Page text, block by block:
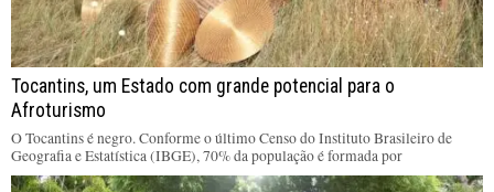
Tocantins, um Estado com grande potencial para o
Afroturismo
O Tocantins é negro. Conforme o último Censo do Instituto Brasileiro de
Geografia e Estatística (IBGE), 70% da população é formada por